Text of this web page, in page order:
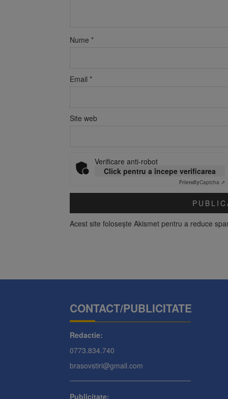
Nume *
Email *
Site web
Verificare anti-robot
Click pentru a începe verificarea
FriendlyCaptcha ⇗
Acest site folosește Akismet pentru a reduce
CONTACT/PUBLICITATE
Redactie:
0773.834.740
brasovstiri@gmail.com
Publicitate: